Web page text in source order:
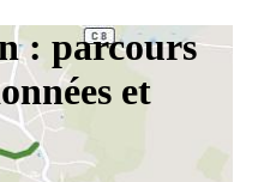
: parcours
et